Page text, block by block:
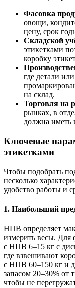
Фасовка
овощи,
цену, срок
Складской
этикетками
коробку
где детали
на склад.
Торговля на
рынках, в
должна иметь
Ключевые
этикетками
Чтобы подобрать
несколько
удобство работы и
1. Наибольший
НПВ определяет
измерить весы. Для
с НПВ 6–15 кг с
где взвешивают
с НПВ 60–150 кг и
запасом 20–30% от
чтобы не